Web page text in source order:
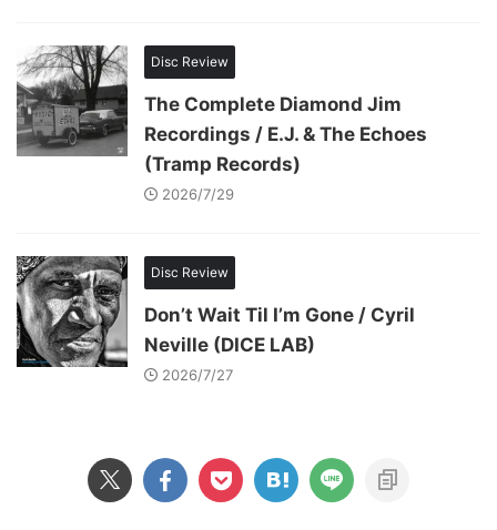
Disc Review
The Complete Diamond Jim
Recordings / E.J. & The Echoes
(Tramp Records)
2026/7/29
Disc Review
Don’t Wait Til I’m Gone / Cyril
Neville (DICE LAB)
2026/7/27